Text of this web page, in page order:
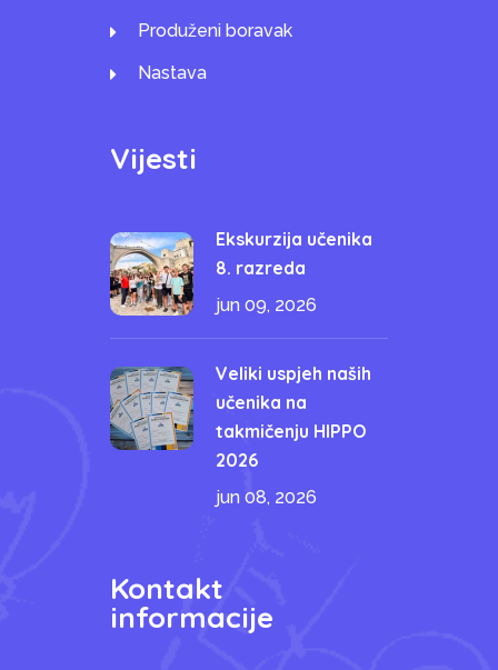
Produženi boravak
Nastava
Vijesti
Ekskurzija učenika
8. razreda
jun 09, 2026
Veliki uspjeh naših
učenika na
takmičenju HIPPO
2026
jun 08, 2026
Kontakt
informacije